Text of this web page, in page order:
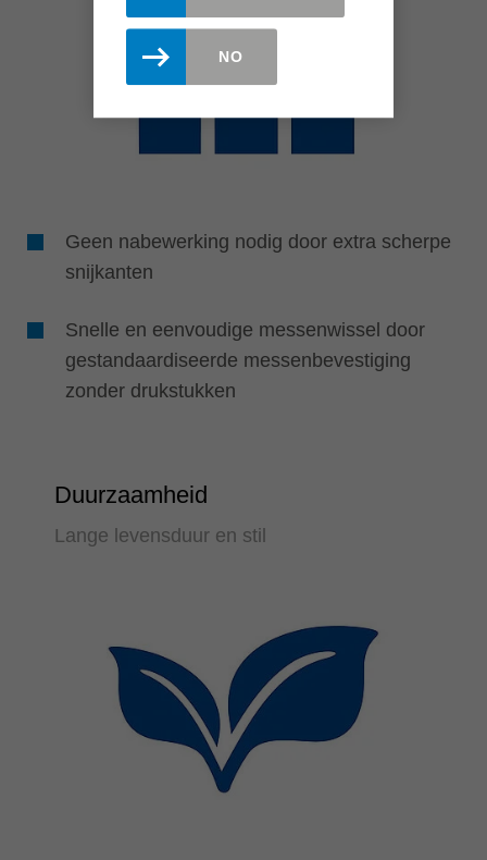
Geen nabewerking nodig door extra scherpe
snijkanten
Snelle en eenvoudige messenwissel door
gestandaardiseerde messenbevestiging
zonder drukstukken
Duurzaamheid
Lange levensduur en stil
NO